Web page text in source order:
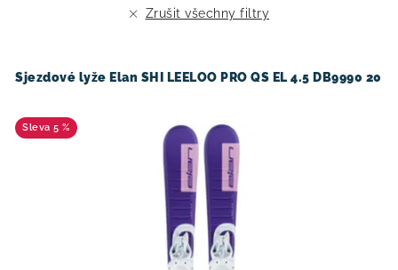
u
t
d
k
Zrušit všechny filtry
Sjezdové lyže Elan SHI LEELOO PRO QS EL 4.5 DB9990 20
5 %